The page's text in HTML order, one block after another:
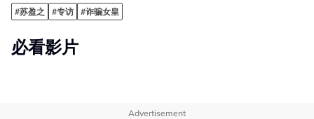
#苏盈之 #专访 #诈骗女皇
必看影片
Advertisement